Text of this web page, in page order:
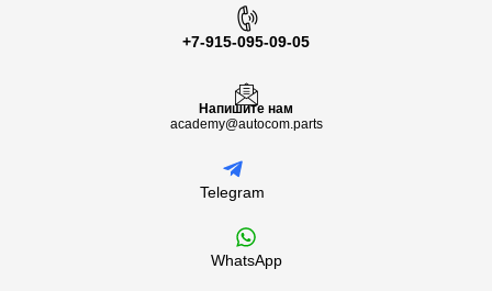
+7-915-095-09-05
Напишите нам
academy@autocom.parts
Telegram
WhatsApp